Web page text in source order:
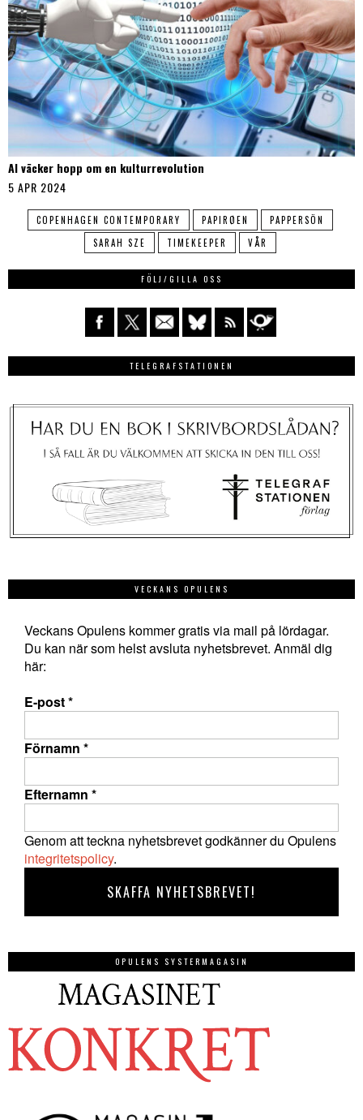
AI väcker hopp om en kulturrevolution
5 APR 2024
COPENHAGEN CONTEMPORARY PAPIRØEN
PAPPERSÖN
SARAH SZE
TIMEKEEPER VÅR
FÖLJ/GILLA OSS
TELEGRAFSTATIONEN
VECKANS OPULENS
Veckans Opulens kommer gratis via mail på lördagar.
Du kan när som helst avsluta nyhetsbrevet. Anmäl dig
här:
E-post*
Förnamn *
Efternamn *
Genom att teckna nyhetsbrevet godkänner du Opulens
integritetspolicy.
OPULENS SYSTERMAGASIN